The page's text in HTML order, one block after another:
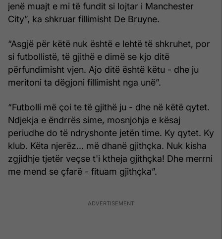
jenë muajt e mi të fundit si lojtar i Manchester
City”, ka shkruar fillimisht De Bruyne.
“Asgjë për këtë nuk është e lehtë të shkruhet, por
si futbollistë, të gjithë e dimë se kjo ditë
përfundimisht vjen. Ajo ditë është këtu - dhe ju
meritoni ta dëgjoni fillimisht nga unë”.
“Futbolli më çoi te të gjithë ju - dhe në këtë qytet.
Ndjekja e ëndrrës sime, mosnjohja e kësaj
periudhe do të ndryshonte jetën time. Ky qytet. Ky
klub. Këta njerëz... më dhanë gjithçka. Nuk kisha
zgjidhje tjetër veçse t'i ktheja gjithçka! Dhe merrni
me mend se çfarë - fituam gjithçka”.